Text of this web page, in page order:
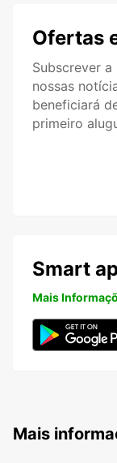
Ofertas
Subscrever
nossas
beneficiará
primeiro
Smart
Mais
Mais